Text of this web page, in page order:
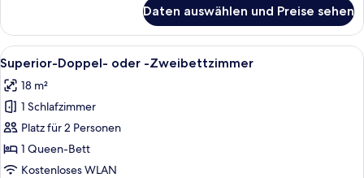
Daten auswählen und Preise sehen
Alle
Fotos
für
Superior-
Doppel-
oder
-
Ein Hotelzimmer mit einem großen
6
Superior-Doppel- oder -Zweibettzimmer
18 m²
1 Schlafzimmer
Platz für 2 Personen
1 Queen-Bett
Kostenloses WLAN